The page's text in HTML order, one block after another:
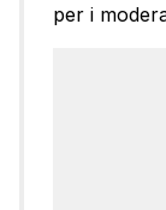
per i